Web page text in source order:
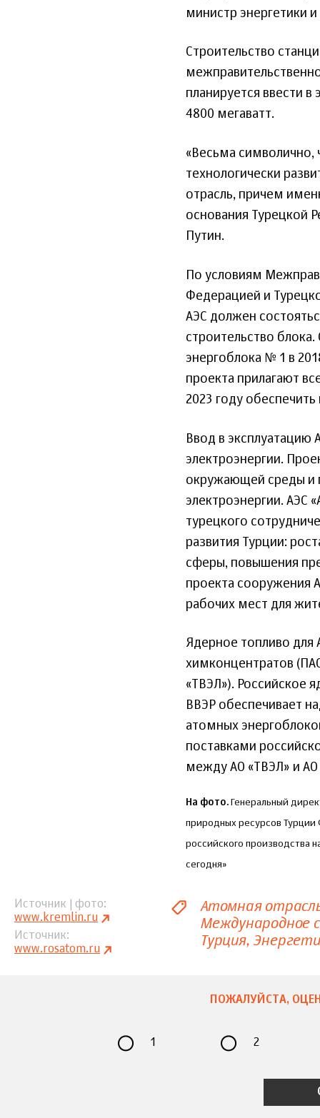
министр энергетики
Строительство
планируется ввести
4800 мегаватт.
«Весьма символично,
технологически
отрасль, причем
основания Турецкой
Путин.
По условиям
Федерацией и
АЭС должен
строительство
энергоблока № 1 в
проекта прилагают
2023 году
Ввод в эксплуатацию
электроэнергии.
окружающей среды и
электроэнергии. АЭС
турецкого
развития Турции:
сферы, повышения
проекта сооружения
рабочих мест для
Ядерное топливо для
химконцентратов
«ТВЭЛ»). Российское
ВВЭР обеспечивает
атомных
поставками
между АО «ТВЭЛ» и АО
На фото. Генеральный
природных ресурсов Турции
российского производства
сегодня»
Источник | фото
www.kremlin.ru
Источник
www.rosatom.ru
Атомная
Международное
Турция
ПОЖАЛУЙСТА,
1 2